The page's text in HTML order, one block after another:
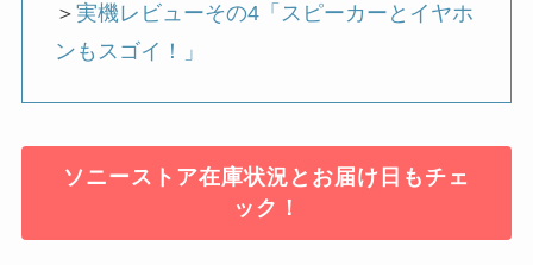
＞ 実機レビューその4「スピーカーとイヤホ
ンもスゴイ！」
ソニーストア在庫状況とお届け日もチェ
ック！